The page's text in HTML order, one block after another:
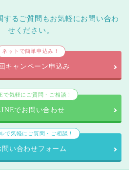
するご質問もお気軽にお問い合わ
せください。
ネットで簡単申込み！
キャンペーン申込み
で気軽にご質問・ご相談！
でお問い合わせ
で気軽にご質問・ご相談！
問い合わせフォーム